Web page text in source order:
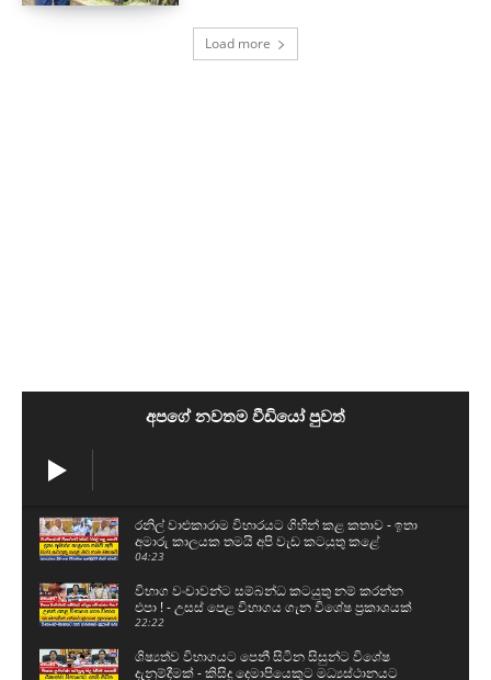
Load more
අපගේ නවතම වීඩියෝ පුවත්
රනිල් වාළුකාරාම විහාරයට ගිහින් කළ කතාව - ඉතා
අමාරු කාලයක තමයි අපි වැඩ කටයුතු කළේ
04:23
විභාග වංචාවන්ට සම්බන්ධ කටයුතු නම් කරන්න
එපා ! - උසස් පෙළ විභාගය ගැන විශේෂ ප්‍රකාශයක්
22:22
ශිෂ්‍යත්ව විභාගයට පෙනී සිටින සිසුන්ට විශේෂ
දැනුම්දීමක් - කිසිදු දෙමාපියෙකුට මධ්‍යස්ථානයට